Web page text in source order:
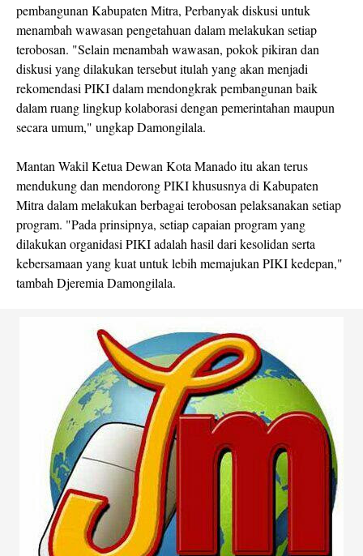
pembangunan Kabupaten Mitra, Perbanyak diskusi untuk
menambah wawasan pengetahuan dalam melakukan setiap
terobosan. "Selain menambah wawasan, pokok pikiran dan
diskusi yang dilakukan tersebut itulah yang akan menjadi
rekomendasi PIKI dalam mendongkrak pembangunan baik
dalam ruang lingkup kolaborasi dengan pemerintahan maupun
secara umum," ungkap Damongilala.
Mantan Wakil Ketua Dewan Kota Manado itu akan terus
mendukung dan mendorong PIKI khususnya di Kabupaten
Mitra dalam melakukan berbagai terobosan pelaksanakan setiap
program. "Pada prinsipnya, setiap capaian program yang
dilakukan organidasi PIKI adalah hasil dari kesolidan serta
kebersamaan yang kuat untuk lebih memajukan PIKI kedepan,"
tambah Djeremia Damongilala.